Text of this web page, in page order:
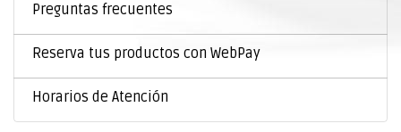
Preguntas frecuentes
Reserva tus productos con WebPay
Horarios de Atención